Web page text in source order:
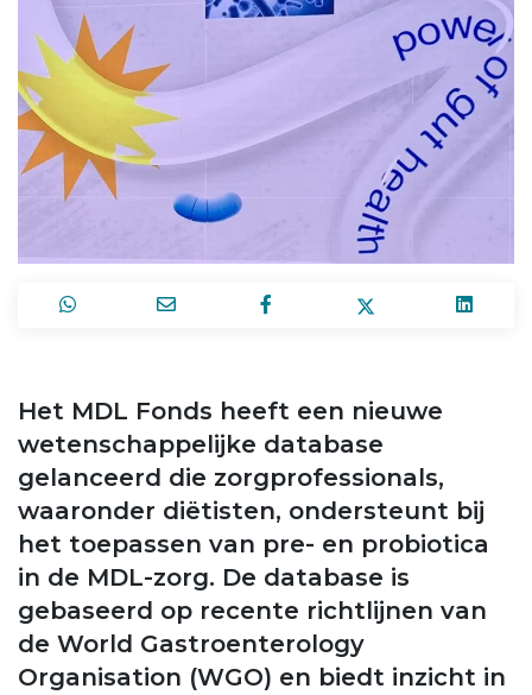
Het MDL Fonds heeft een nieuwe
wetenschappelijke database
gelanceerd die zorgprofessionals,
waaronder diëtisten, ondersteunt bij
het toepassen van pre- en probiotica
in de MDL-zorg. De database is
gebaseerd op recente richtlijnen van
de World Gastroenterology
Organisation (WGO) en biedt inzicht in